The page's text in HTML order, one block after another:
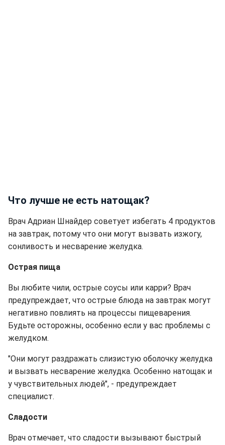
Что лучше не есть натощак?
Врач Адриан Шнайдер советует избегать 4 продуктов
на завтрак, потому что они могут вызвать изжогу,
сонливость и несварение желудка.
Острая пища
Вы любите чили, острые соусы или карри? Врач
предупреждает, что острые блюда на завтрак могут
негативно повлиять на процессы пищеварения.
Будьте осторожны, особенно если у вас проблемы с
желудком.
"Они могут раздражать слизистую оболочку желудка
и вызвать несварение желудка. Особенно натощак и
у чувствительных людей", - предупреждает
специалист.
Сладости
Врач отмечает, что сладости вызывают быстрый